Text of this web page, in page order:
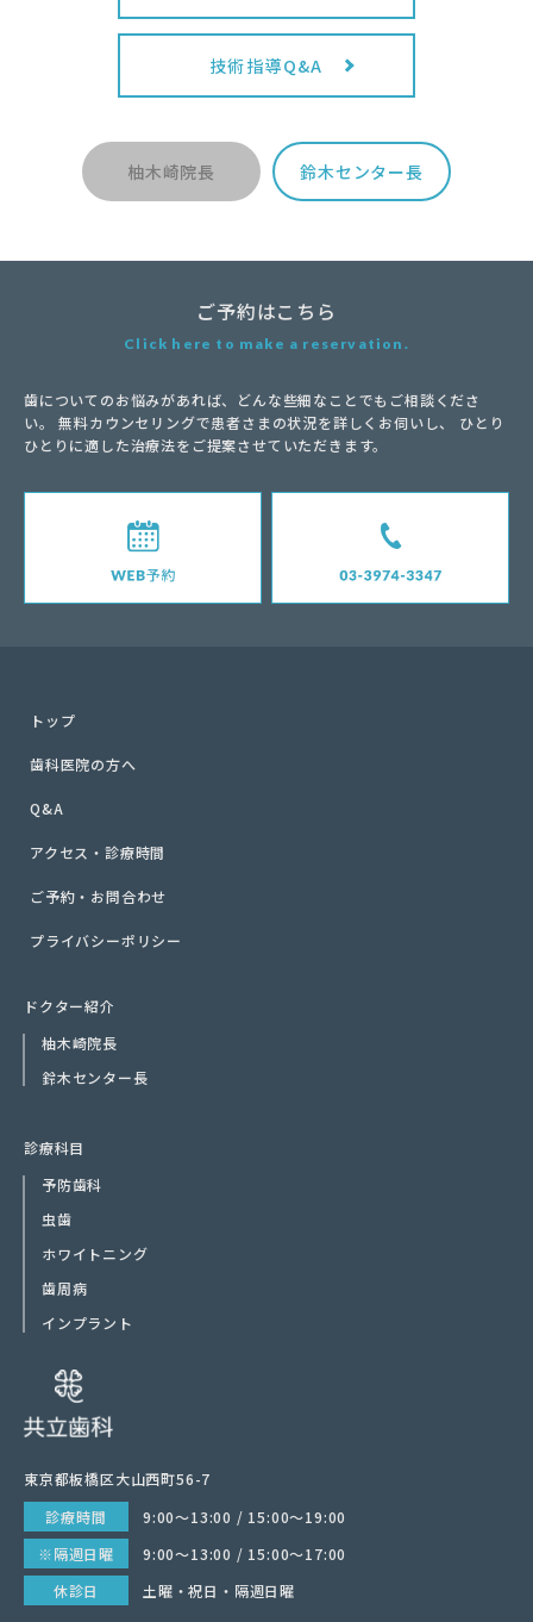
技術指導Q&A
柚木崎院長 鈴木センター長
ご予約はこちら
Click here to make a reservation.
歯についてのお悩みがあれば、どんな些細なことでもご相談くださ
い。
無料カウンセリングで患者さまの状況を詳しくお伺いし、
ひとり
ひとりに適した治療法をご提案させていただきます。
トップ
歯科医院の方へ
Q&A
アクセス・診療時間
ご予約・お問合わせ
プライバシーポリシー
ドクター紹介
柚木崎院長
鈴木センター長
診療科目
予防歯科
虫歯
ホワイトニング
歯周病
インプラント
東京都板橋区大山西町56-7
診療時間
9:00〜13:00 / 15:00〜19:00
※隔週日曜
9:00〜13:00 / 15:00〜17:00
休診日
土曜・祝日・隔週日曜